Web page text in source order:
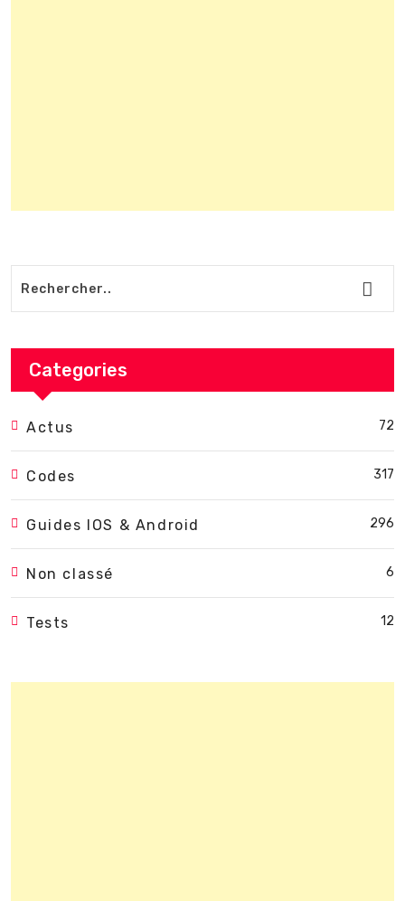
Categories
Actus 72
Codes 317
Guides IOS & Android 296
Non classé 6
Tests 12